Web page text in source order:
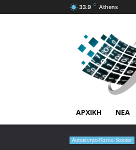
33.9 C Athens
ΑΡΧΙΚΗ ΝΕΑ
Αυτοκίνητο-Πατίνι-Scooter